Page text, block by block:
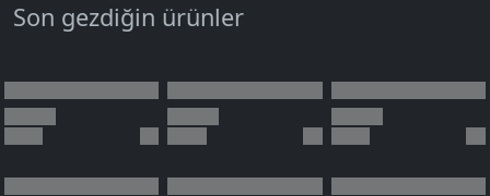
Son gezdiğin ürünler